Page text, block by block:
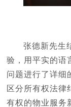
张德新先生
验，用平实的语
问题进行了详细
区分所有权法律
有权的物业服务